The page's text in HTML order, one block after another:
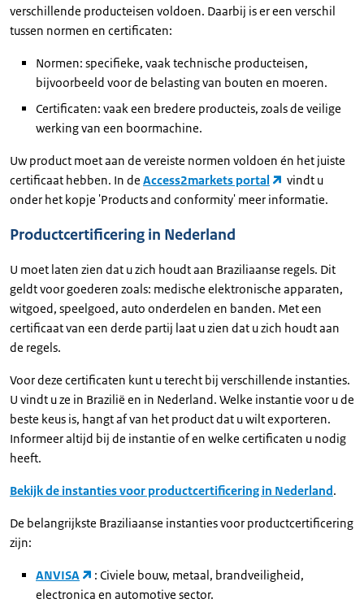
verschillende producteisen voldoen. Daarbij is er een verschil
tussen normen en certificaten:
Normen: specifieke, vaak technische producteisen,
bijvoorbeeld voor de belasting van bouten en moeren.
Certificaten: vaak een bredere producteis, zoals de veilige
werking van een boormachine.
Uw product moet aan de vereiste normen voldoen én het juiste
certificaat hebben. In de Access2markets portal
vindt u
onder het kopje 'Products and conformity' meer informatie.
Productcertificering in Nederland
U moet laten zien dat u zich houdt aan Braziliaanse regels. Dit
geldt voor goederen zoals: medische elektronische apparaten,
witgoed, speelgoed, auto onderdelen en banden. Met een
certificaat van een derde partij laat u zien dat u zich houdt aan
de regels.
Voor deze certificaten kunt u terecht bij verschillende instanties.
U vindt u ze in Brazilië en in Nederland. Welke instantie voor u de
beste keus is, hangt af van het product dat u wilt exporteren.
Informeer altijd bij de instantie of en welke certificaten u nodig
heeft.
Bekijk de instanties voor productcertificering in Nederland.
De belangrijkste Braziliaanse instanties voor productcertificering
zijn:
ANVISA
: Civiele bouw, metaal, brandveiligheid,
electronica en automotive sector.